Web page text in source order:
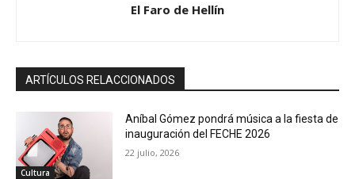
El Faro de Hellín
ARTÍCULOS RELACCIONADOS
Cultura
Aníbal Gómez pondrá música a la fiesta de
inauguración del FECHE 2026
22 julio, 2026